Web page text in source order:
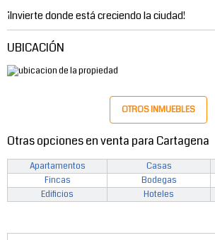
¡Invierte donde está creciendo la ciudad!
UBICACIÓN
OTROS INMUEBLES
Otras opciones en venta para Cartagena
Apartamentos Casas
Fincas
Bodegas
Edificios
Hoteles